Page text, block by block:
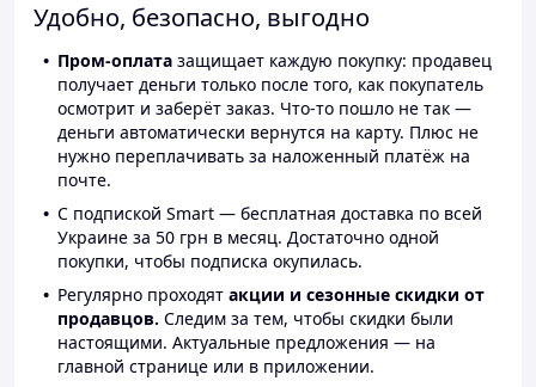
Удобно, безопасно, выгодно
Пром-оплата защищает каждую покупку: продавец
получает деньги только после того, как покупатель
осмотрит и заберёт заказ. Что-то пошло не так —
деньги автоматически вернутся на карту. Плюс не
нужно переплачивать за наложенный платёж на
почте.
С подпиской Smart — бесплатная доставка по всей
Украине за 50 грн в месяц. Достаточно одной
покупки, чтобы подписка окупилась.
Регулярно проходят акции и сезонные скидки от
продавцов. Следим за тем, чтобы скидки были
настоящими. Актуальные предложения — на
главной странице или в приложении.